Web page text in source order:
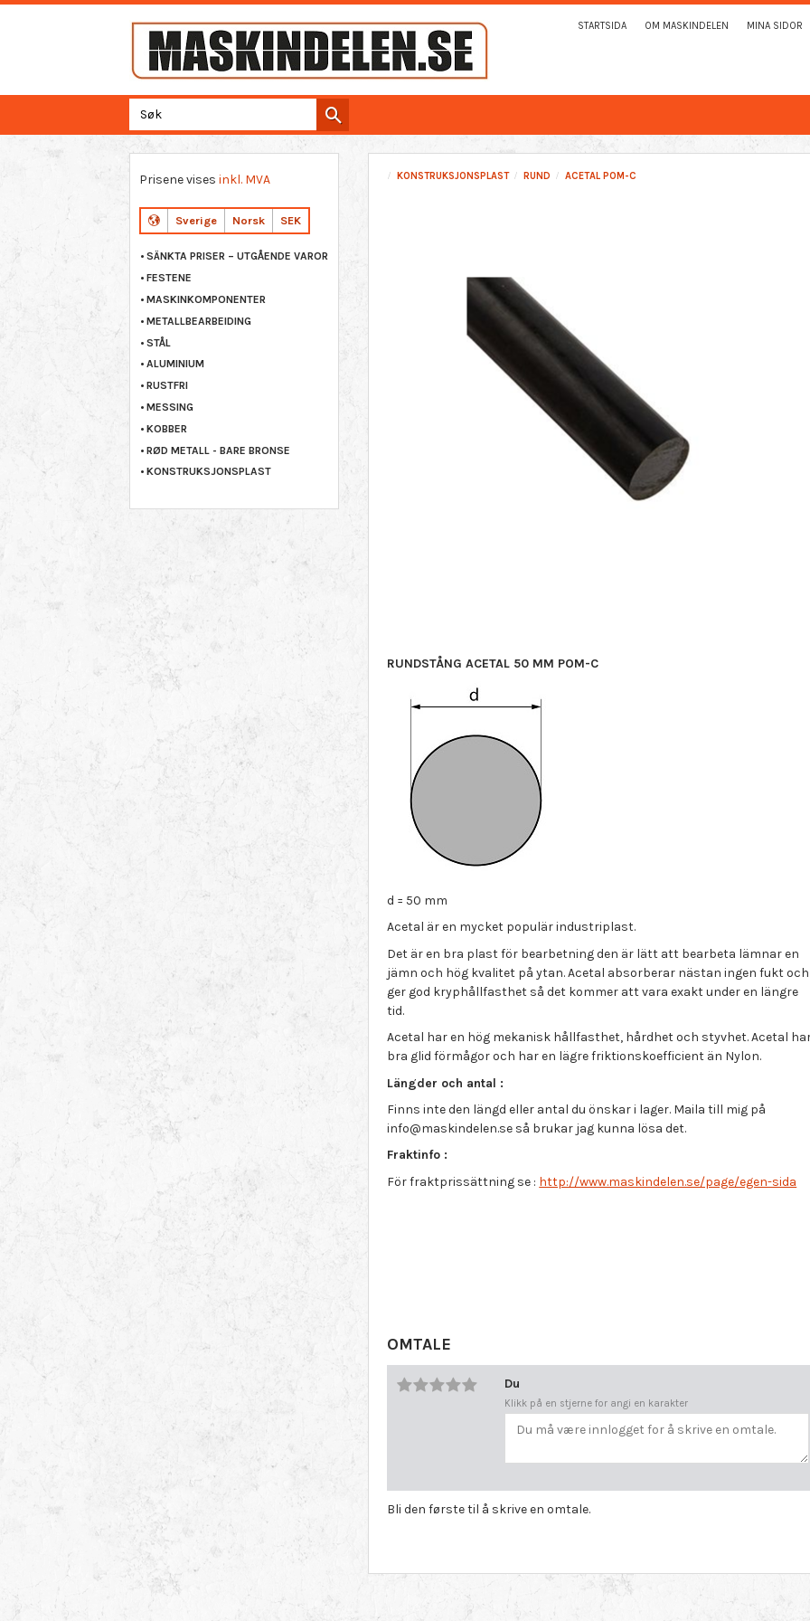
STARTSIDA OM MASKINDELEN MINA SIDOR
KONSTRUKSJONSPLAST RUND ACETAL POM-C
RUNDSTÅNG ACETAL 50 MM POM-C
d = 50 mm
Acetal är en mycket populär industriplast.
Det är en bra plast för bearbetning den är lätt att bearbeta lämnar en
jämn och hög kvalitet på ytan. Acetal absorberar nästan ingen fukt och
ger god kryphållfasthet så det kommer att vara exakt under en längre
tid.
Acetal har en hög mekanisk hållfasthet, hårdhet och styvhet. Acetal
bra glid förmågor och har en lägre friktionskoefficient än Nylon.
Längder och antal :
Finns inte den längd eller antal du önskar i lager. Maila till mig på
info@maskindelen.se så brukar jag kunna lösa det.
Fraktinfo :
För fraktprissättning se : http://www.maskindelen.se/page/egen-sida
OMTALE
Du
Klikk på en stjerne for angi en karakter
Bli den første til å skrive en omtale.
Prisene vises inkl. MVA
Sverige Norsk SEK
SÄNKTA PRISER – UTGÅENDE VAROR
FESTENE
MASKINKOMPONENTER
METALLBEARBEIDING
STÅL
ALUMINIUM
RUSTFRI
MESSING
KOBBER
RØD METALL - BARE BRONSE
KONSTRUKSJONSPLAST